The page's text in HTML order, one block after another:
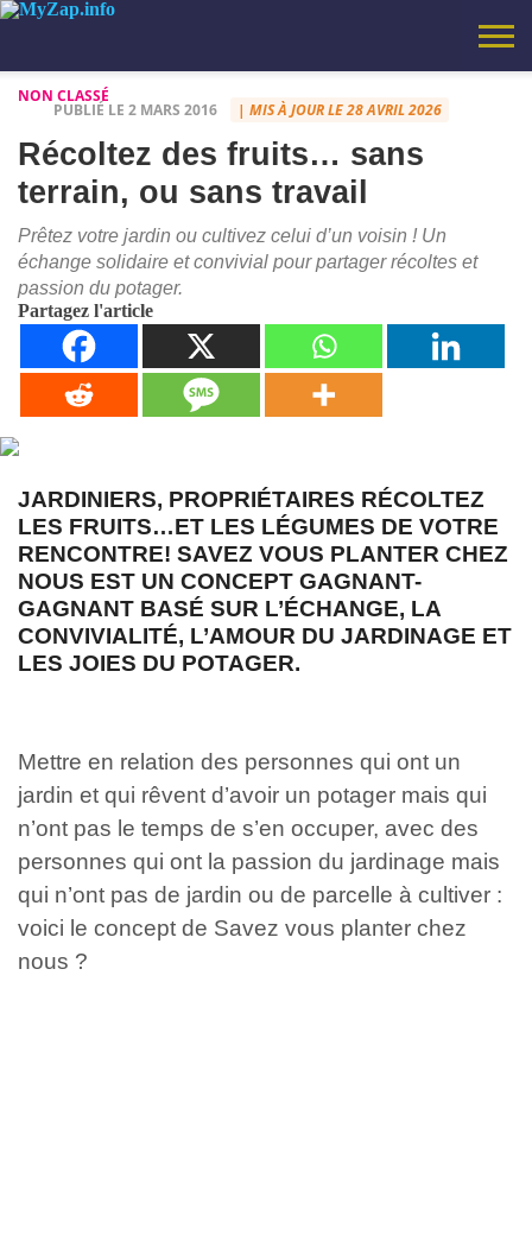
SANTÉ
SCIENCE
BONS
MOTIVATION
REFLEXION
INFORMATIQUE
TECHNOLOGIES
HUMOUR
CITATION
VIDEOS
NON
LE COIN
LES IDÉES
DE MARIO
VIRAL
VOYAGES
AJOUTEZ
AUX
FAVORIS
AVEC LES
TOUCHES
MYZAP – TV
INSPIRATION,
CONSEILS
PRATIQUES,
DÉCOUVERTES,
POLITIQUE DE
À
CHARTE
CALCULATEUR
BIORYTHME
NON CLASSÉ
PUBLIÉ LE 2 MARS 2016 | MIS À JOUR LE 28 AVRIL 2026
Récoltez des fruits… sans
terrain, ou sans travail
Prêtez votre jardin ou cultivez celui d’un voisin ! Un
échange solidaire et convivial pour partager récoltes et
passion du potager.
Partagez l'article
JARDINIERS, PROPRIÉTAIRES RÉCOLTEZ
LES FRUITS…ET LES LÉGUMES DE VOTRE
RENCONTRE! SAVEZ VOUS PLANTER CHEZ
NOUS EST UN CONCEPT GAGNANT-
GAGNANT BASÉ SUR L’ÉCHANGE, LA
CONVIVIALITÉ, L’AMOUR DU JARDINAGE ET
LES JOIES DU POTAGER.
Mettre en relation des personnes qui ont un
jardin et qui rêvent d’avoir un potager mais qui
n’ont pas le temps de s’en occuper, avec des
personnes qui ont la passion du jardinage mais
qui n’ont pas de jardin ou de parcelle à cultiver :
voici le concept de Savez vous planter chez
nous ?